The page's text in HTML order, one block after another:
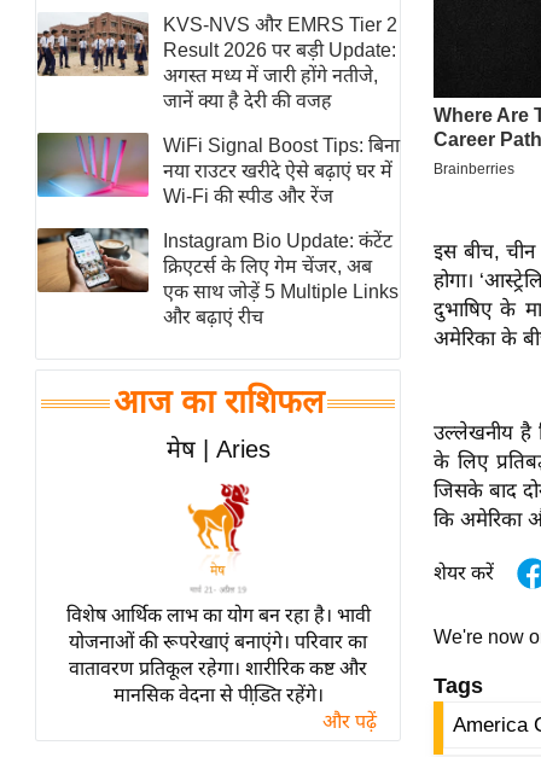
फिटनेस मंत्रा
रिलेशनशिप
राजनीति
विश्लेषण
समसामयिक
मातृभूमि
स्तंभ
एम.
चाय पर
समीक्षा
व्रत
त्योहार
राशिफल
विशेष
KVS-NVS और EMRS Tier 2
Result 2026 पर बड़ी Update:
अगस्त मध्य में जारी होंगे नतीजे,
जानें क्या है देरी की वजह
WiFi Signal Boost Tips: बिना
नया राउटर खरीदे ऐसे बढ़ाएं घर में
Wi-Fi की स्पीड और रेंज
Instagram Bio Update: कंटेंट
क्रिएटर्स के लिए गेम चेंजर, अब
एक साथ जोड़ें 5 Multiple Links
और बढ़ाएं रीच
आज का राशिफल
मेष | Aries
विशेष आर्थिक लाभ का योग बन रहा है। भावी
योजनाओं की रूपरेखाएं बनाएंगे। परिवार का
वातावरण प्रतिकूल रहेगा। शारीरिक कष्ट और
मानसिक वेदना से पीडि़त रहेंगे।
और पढ़ें
इस बीच, चीन
होगा।
दुभाषिए के
अमेरिका के
उल्लेखनीय है
के लिए
जिसके बाद
कि अमेरिका
शेयर करें
We're now
Tags
America